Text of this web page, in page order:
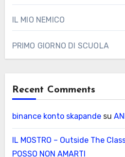
IL MIO NEMICO
PRIMO GIORNO DI SCUOLA
Recent Comments
binance konto skapandesu
IL MOSTRO – Outside The
POSSO NON AMARTI